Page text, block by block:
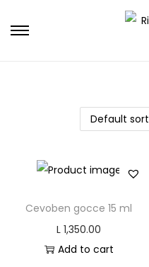
Cevoben gocce 15 ml
L 1,350.00
Add to cart